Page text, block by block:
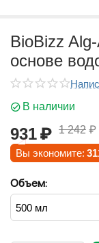
BioBizz
основе
В наличии
931₽ 1 242 ₽
Вы экономите:
Объем: